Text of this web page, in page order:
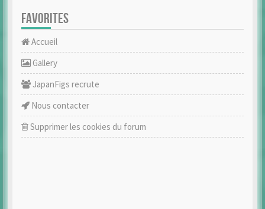
FAVORITES
Accueil
Gallery
JapanFigs recrute
Nous contacter
Supprimer les cookies du forum